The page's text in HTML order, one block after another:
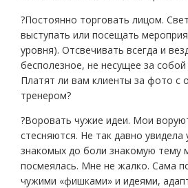
?Постоянно торговать лицом.
выступать или посещать
уровня). Отсвечивать всегда и
бесполезное, не несущее за
Платят ли вам клиенты за фото с
тренером?
?Воровать чужие идеи. Мои
стесняются. Не так давно увидела
знакомых до боли знакомую тему
посмеялась. Мне не жалко. Сама
чужими «фишками» и идеями,